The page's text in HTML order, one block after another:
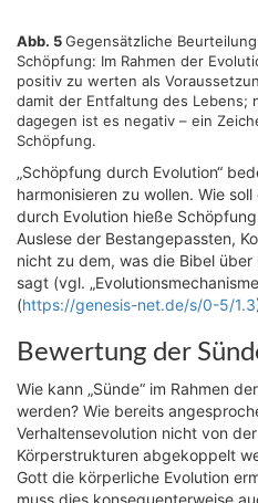
Abb. 5Gegensätzliche
Schöpfung: Im Rahmen der
positiv zu werten als
damit der Entfaltung des Lebens;
dagegen ist es negativ – ein
Schöpfung.
„Schöpfung durch Evolution“
harmonisieren zu wollen. Wie
durch Evolution hieße
Auslese der Bestangepassten,
nicht zu dem, was die Bibel
sagt (vgl.
(https://genesis-net.de/s/0-5/1.3
Bewertung der
Wie kann „Sünde“ im Rahmen
werden? Wie bereits
Verhaltensevolution nicht von
Körperstrukturen abgekoppelt
Gott die körperliche Evolution
muss dies konsequenterweise